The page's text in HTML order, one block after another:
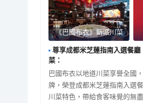
《巴國布衣》新派川菜
尊享成都米芝蓮指南入選餐
菜 ：
巴國布衣以地道川菜享譽全國
牌，榮登成都米芝蓮指南入選
川菜特色，帶給食客味覺的無